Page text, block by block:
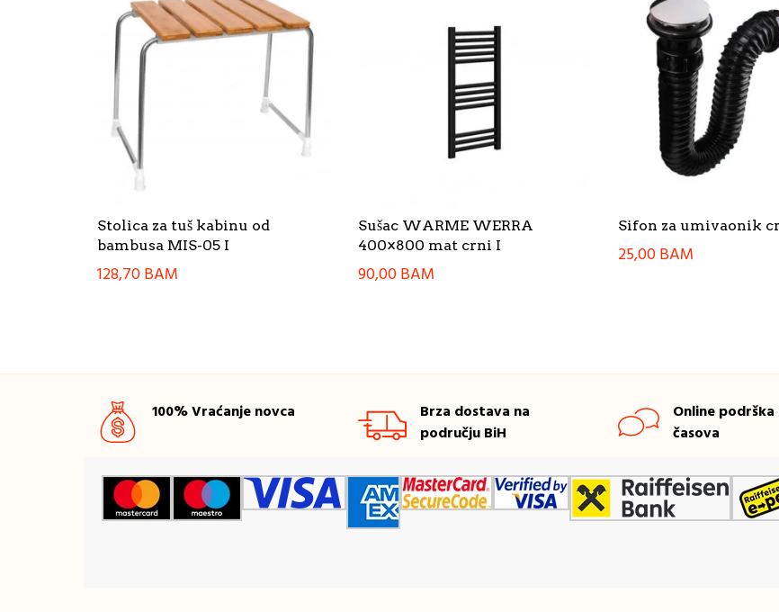
Stolica za tuš kabinu od
bambusa MIS-05 I
128,70BAM
Sušac WARME WERRA
400×800 mat crni I
90,00BAM
Sifon za umivaonik
25,00BAM
100% Vraćanje novca
Brza dostava na
području BiH
Online podrška
časova